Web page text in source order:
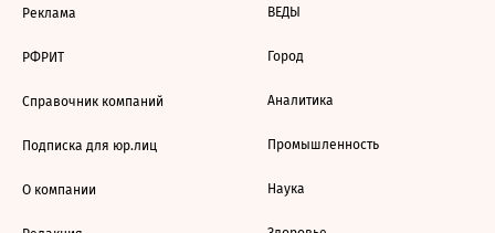
Реклама
РФРИТ
Справочник компаний
Подписка для юр.лиц
О компании
ВЕДЫ
Город
Аналитика
Промышленность
Наука